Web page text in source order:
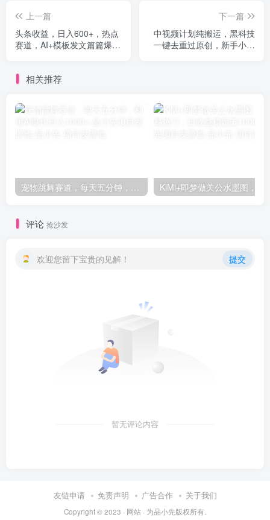
上一篇
头条收益，日入600+，热点
赛道，AI+模板发文篇篇爆
下一篇
中视频计划纯搬运，黑科技
一键去重过原创，新手小白
相关推荐
宠物跳舞赛道，每天五分钟，利用AI制作日入1000+-品小先项目发源地
评论 抢沙发
欢迎您留下宝贵的见解！ 提交
暂无评论内容
友链申请 免责声明 广告合作 关于我们
Copyright © 2023 · 网站 · 为品小先版权所有.